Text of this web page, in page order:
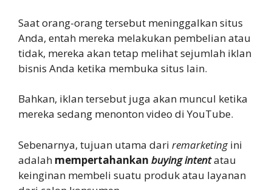
Saat orang-orang tersebut meninggalkan situs
Anda, entah mereka melakukan pembelian atau
tidak, mereka akan tetap melihat sejumlah iklan
bisnis Anda ketika membuka situs lain.
Bahkan, iklan tersebut juga akan muncul ketika
mereka sedang menonton video di YouTube.
Sebenarnya, tujuan utama dari remarketingini
adalah mempertahankan buying intentatau
keinginan membeli suatu produk atau layanan